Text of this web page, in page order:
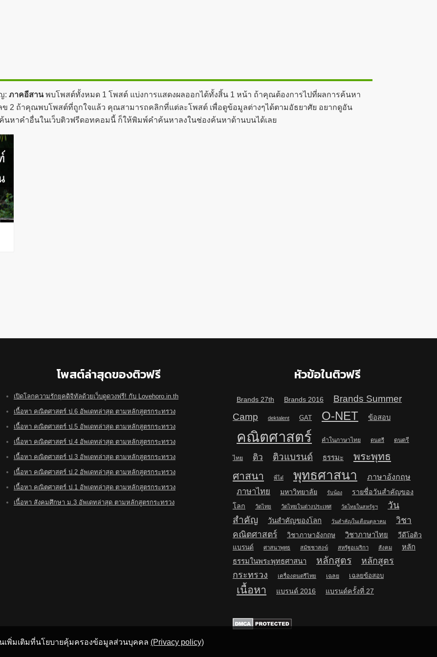
: ภาคอีสานพบโพสต์ทั้งหมด 1 โพสต์ แบ่งการแสดงผลออกได้ทั้งสิ้น 1 หน้า ถ้าคุณต้องการไปที่ผลการค้นหา
2 ถ้าคุณพบโพสต์ที่ถูกใจแล้ว คุณสามารถคลิกที่แต่ละโพสต์ เพื่อดูข้อมูลต่างๆได้ตามอัธยาศัย อยากดูอัน
หาคำอื่นในเว็บติวฟรีดอทคอมนี้ ก็ให้พิมพ์คำค้นหาลงในช่องค้นหาด้านบนได้เลย
โพสต์ล่าสุดของติวฟรี
เปิดโลกความรักยุคดิจิทัลด้วยเว็บดูดวงฟรี! กับ Lovehoro.in.th
เนื้อหา คณิตศาสตร์ ป.6 อัพเดทล่าสุด ตามหลักสูตรกระทรวง
เนื้อหา คณิตศาสตร์ ป.5 อัพเดทล่าสุด ตามหลักสูตรกระทรวง
เนื้อหา คณิตศาสตร์ ป.4 อัพเดทล่าสุด ตามหลักสูตรกระทรวง
เนื้อหา คณิตศาสตร์ ป.3 อัพเดทล่าสุด ตามหลักสูตรกระทรวง
เนื้อหา คณิตศาสตร์ ป.2 อัพเดทล่าสุด ตามหลักสูตรกระทรวง
เนื้อหา คณิตศาสตร์ ป.1 อัพเดทล่าสุด ตามหลักสูตรกระทรวง
เนื้อหา สังคมศึกษา ม.3 อัพเดทล่าสุด ตามหลักสูตรกระทรวง
หัวข้อในติวฟรี
Brands 27th Brands 2016
Brands Summer
Camp
dektalent GAT O-NET ข้อสอบ
คณิตศาสตร์ คำในภาษาไทย ดนตรี ดนตรี
ไทย ติว ติวแบรนด์ ธรรมะ
พระพุทธ
ศาสนา
พี่โต๋ พุทธศาสนา ภาษาอังกฤษ
ภาษาไทย มหาวิทยาลัย รับน้อง
รายชื่อวันสำคัญของ
โลก
วัดไทย วัดไทยในต่างประเทศ วัดไทยในสหรัฐฯ
วัน
สำคัญ
วันสำคัญของโลก วันสำคัญในเดือนตุลาคม
วิชา
คณิตศาสตร์
วิชาภาษาอังกฤษ วิชาภาษาไทย
วีดีโอติว
แบรนด์
ศาสนาพุทธ สมัชชาสงฆ์ สหรัฐอเมริกา สังคม
หลัก
ธรรมในพระพุทธศาสนา
หลักสูตร
หลักสูตร
กระทรวง
เครื่องดนตรีไทย เฉลย เฉลยข้อสอบ
เนื้อหา แบรนด์ 2016 แบรนด์ครั้งที่ 27
เพิ่มเติมที่นโยบายคุ้มครองข้อมูลส่วนบุคคล (Privacy policy)